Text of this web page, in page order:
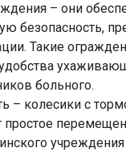
– они
безопасность,
Такие
больного.
– колесики с
простое